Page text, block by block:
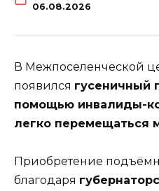
06.08.2026
В Межпоселенческой
появился гусеничный
помощью инвалиды-
легко перемещаться
Приобретение
благодаря